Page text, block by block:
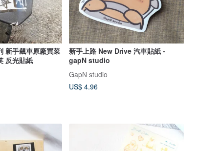
新手飆車原廠買菜
反光貼紙
新手上路 New Drive 汽車貼紙 -
gapN studio
GapN studio
US$ 4.96